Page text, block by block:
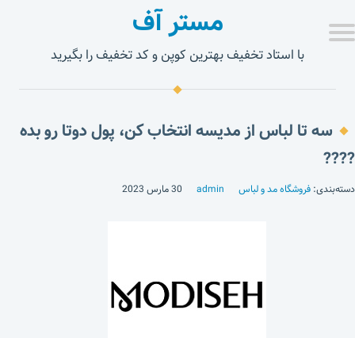
مستر آف
با استاد تخفیف بهترین کوپن و کد تخفیف را بگیرید
سه تا لباس از مدیسه انتخاب کن، پول دوتا رو بده
????
دسته‌بندی: فروشگاه مد و لباس admin 30 مارس 2023